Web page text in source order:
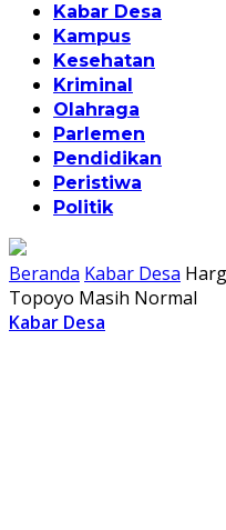
Kabar Desa
Kampus
Kesehatan
Kriminal
Olahraga
Parlemen
Pendidikan
Peristiwa
Politik
Beranda Kabar Desa
Topoyo Masih Normal
Kabar Desa